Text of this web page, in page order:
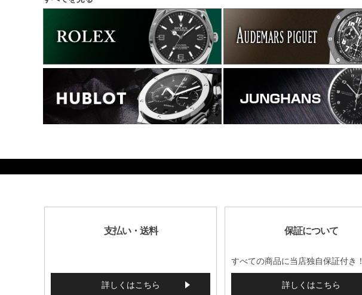
支払い・送料
詳しくはこちら
保証について
すべての商品に当店独自保証付き！
詳しくはこちら